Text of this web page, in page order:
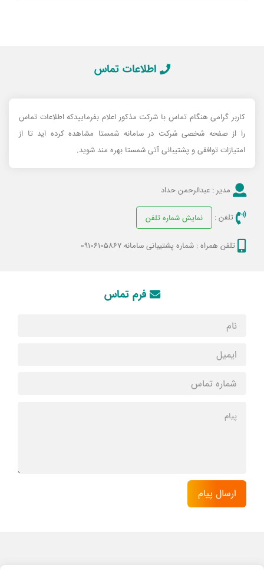
اطلاعات تماس
کاربر گرامی هنگام تماس با شرکت مذکور اعلام بفرماییدکه اطلاعات تماس
را از صفحه شخصی شرکت در سامانه شمستا مشاهده کرده اید تا از
امتیازات توافقی و پشتیبانی آتی شمستا بهره مند شوید.
مدیر : عبدالرحمن حداد
تلفن : نمایش شماره تلفن
تلفن همراه : شماره پشتیبانی سامانه 09106105867
فرم تماس